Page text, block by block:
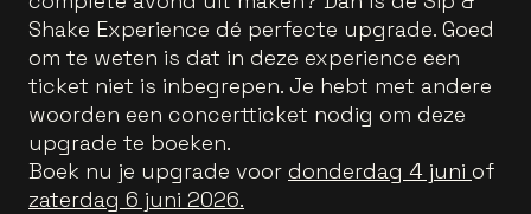
Shake Experience dé perfecte upgrade. Goed
om te weten is dat in deze experience een
ticket niet is inbegrepen. Je hebt met andere
woorden een concertticket nodig om deze
upgrade te boeken.
Boek nu je upgrade voor donderdag 4 juni of
zaterdag 6 juni 2026.